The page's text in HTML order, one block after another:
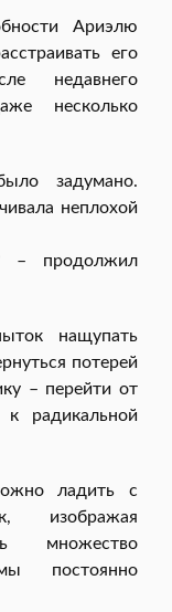
Ариэлю
его
недавнего
несколько
задумано.
неплохой
– продолжил
нащупать
потерей
– перейти от
радикальной
ладить с
изображая
множество
постоянно